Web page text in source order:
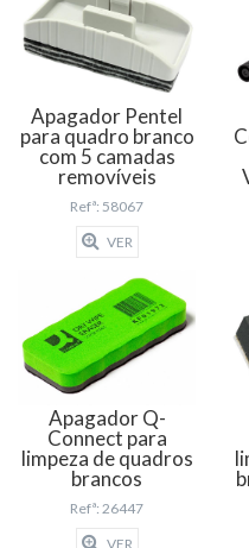
Apagador Pentel
para quadro branco
com 5 camadas
removíveis
Refª: 58067
VER
Apagador Q-
Connect para
limpeza de quadros
brancos
Refª: 26447
VER